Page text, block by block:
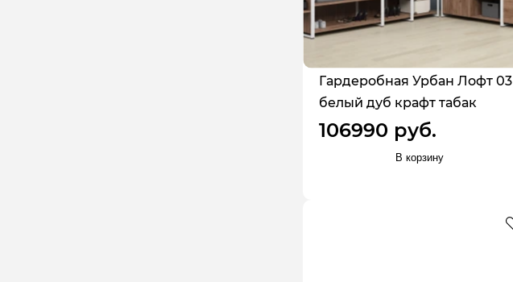
Гардеробная Урбан Лофт 03
белый дуб крафт табак
106990 руб.
В корзину